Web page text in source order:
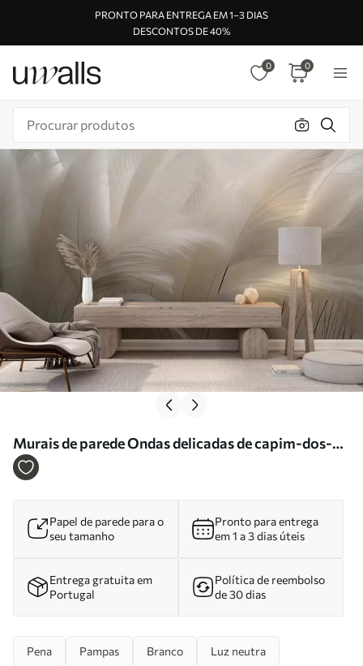
PRONTO PARA ENTREGA EM 1–3 DIAS
DESCONTOS DE 40%
0 0
Murais de parede Ondas delicadas de capim-dos-
pampas Nr. w05717
Papel de parede para o
seu tamanho
Pronto para entrega
em 1 a 3 dias úteis
Entrega gratuita em
Portugal
Política de reembolso
de 30 dias
Pena Pampas Branco Luz neutra